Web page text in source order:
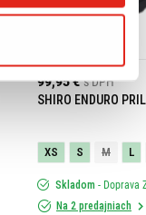
99,95 € s DPH
SHIRO ENDURO
XS S M L
Skladom - Doprava
Na 2 predajniach